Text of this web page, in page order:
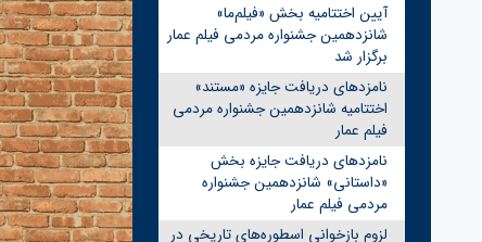
آیین اختتامیه بخش «فیلم‌ما»
شانزدهمین جشنواره مردمی فیلم عمار
برگزار شد
نامزدهای دریافت جایزه «مستند»
اختتامیه شانزدهمین جشنواره مردمی
فیلم عمار
نامزدهای دریافت جایزه بخش
«داستانی» شانزدهمین جشنواره
مردمی فیلم عمار
لزوم بازخوانی اسطوره‌های تاریخی در